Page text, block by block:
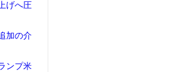
げへ圧
加の介
ンプ米